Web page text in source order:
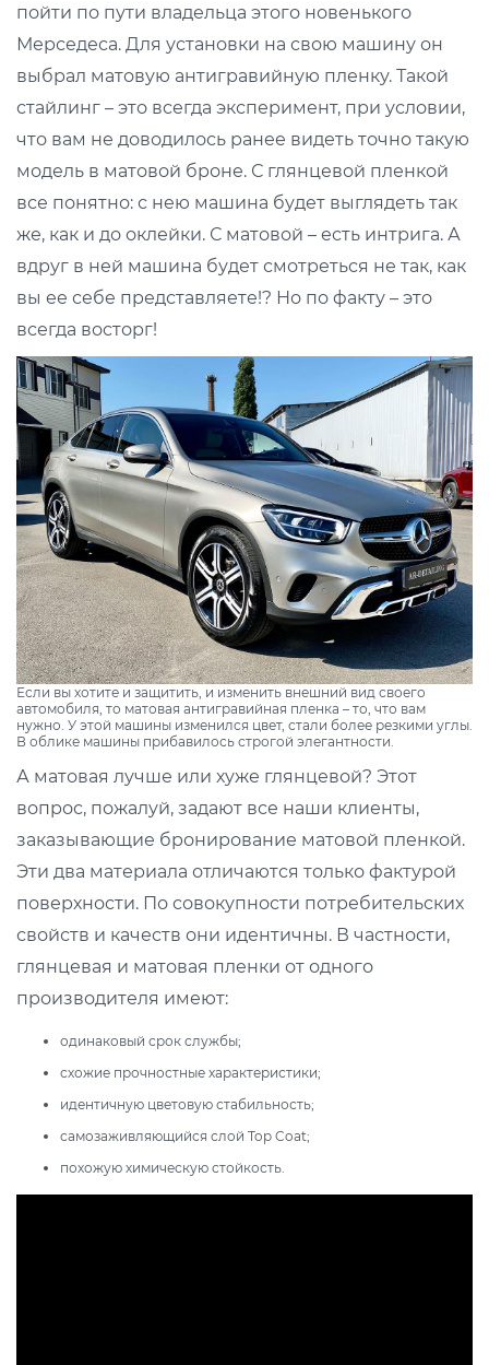
пойти по пути владельца этого новенького
Мерседеса. Для установки на свою машину он
выбрал матовую антигравийную пленку. Такой
стайлинг – это всегда эксперимент, при условии,
что вам не доводилось ранее видеть точно такую
модель в матовой броне. С глянцевой пленкой
все понятно: с нею машина будет выглядеть так
же, как и до оклейки. С матовой – есть интрига. А
вдруг в ней машина будет смотреться не так, как
вы ее себе представляете!? Но по факту – это
всегда восторг!
Если вы хотите и защитить, и изменить внешний вид своего
автомобиля, то матовая антигравийная пленка – то, что вам
нужно. У этой машины изменился цвет, стали более резкими углы.
В облике машины прибавилось строгой элегантности.
А матовая лучше или хуже глянцевой? Этот
вопрос, пожалуй, задают все наши клиенты,
заказывающие бронирование матовой пленкой.
Эти два материала отличаются только фактурой
поверхности. По совокупности потребительских
свойств и качеств они идентичны. В частности,
глянцевая и матовая пленки от одного
производителя имеют:
одинаковый срок службы;
схожие прочностные характеристики;
идентичную цветовую стабильность;
самозаживляющийся слой Top Coat;
похожую химическую стойкость.